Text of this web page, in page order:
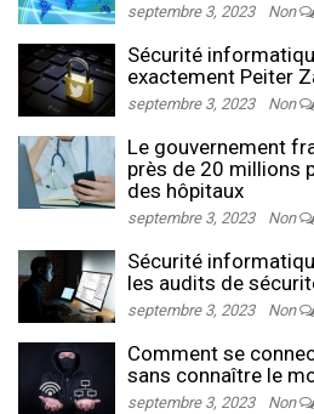
septembre 3, 2023 Non
Sécurité
exactement Peiter
septembre 3, 2023 Non
Le gouvernement
près de 20 millions
des hôpitaux
septembre 3, 2023 Non
Sécurité
les audits de
septembre 3, 2023 Non
Comment se
sans connaître le
septembre 3, 2023 Non